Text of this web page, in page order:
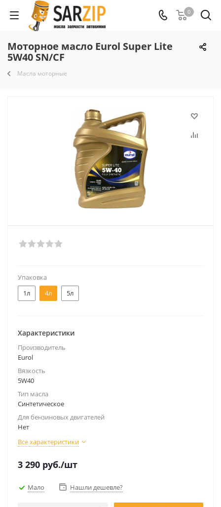
0
Моторное масло Eurol Super Lite
5W40 SN/CF
Масла моторные
Упаковка
1л
4л 5л
Характеристики
Производитель
Eurol
Вязкость
5W40
Тип масла
Синтетическое
Для бензиновых двигателей
Нет
Все характеристики
3 290 руб./шт
Мало Нашли дешевле?